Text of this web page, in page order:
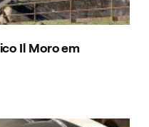
Il Moro em